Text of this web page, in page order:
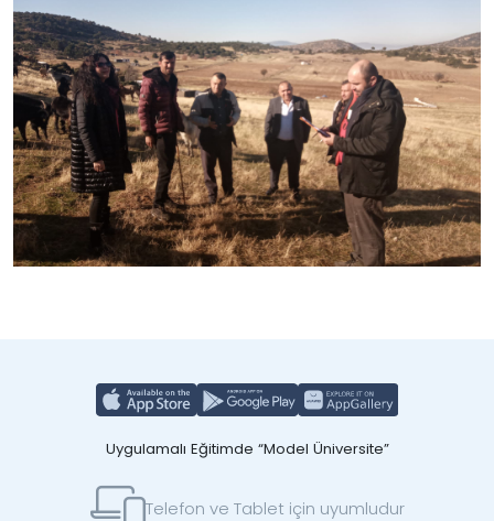
Uygulamalı Eğitimde “Model Üniversite”
Telefon ve Tablet için uyumludur